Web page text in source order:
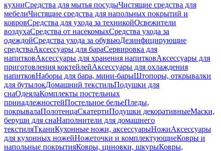
кухниСредства для мытья посудыЧистящие средства для
мебелиЧистящие средства для напольных покрытий и
ковровСредства для ухода за техникойОсвежители
воздухаСредства от насекомыхСредства ухода за
одеждойСредства ухода за обувьюДезинфицирующие
средстваАксессуары для бараСервировка для
напитковАксессуары для хранения напитковАксессуары для
приготовления коктейлейАксессуары для охлаждения
напитковНаборы для бара, мини-барыШтопоры, открывалки
для бутылокДомашний текстильПодушки для
снаОдеялаКомплекты постельных
принадлежностейПостельное бельеПледы,
покрывалаПолотенцаСкатертиПодушки декоративныеМаски,
беруши для снаНаполнители для домашнего
текстиляТканиКухонные ножи, аксессуарыНожиАксессуары
для кухонных ножейНожеточки и комплектующиеКовры и
напольные покрытияКовры, циновки, шкурыКовры,